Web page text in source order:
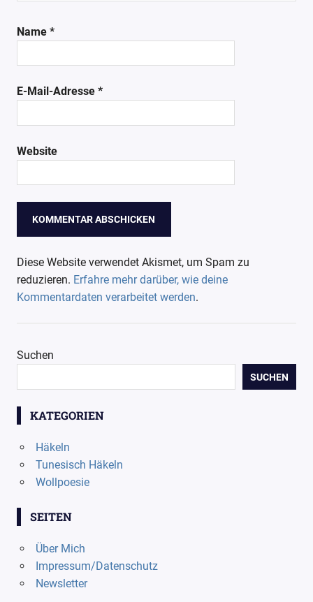
Name *
E-Mail-Adresse *
Website
Diese Website verwendet Akismet, um Spam zu
reduzieren. Erfahre mehr darüber, wie deine
Kommentardaten verarbeitet werden.
Suchen
SUCHEN
KATEGORIEN
Häkeln
Tunesisch Häkeln
Wollpoesie
SEITEN
Über Mich
Impressum/Datenschutz
Newsletter